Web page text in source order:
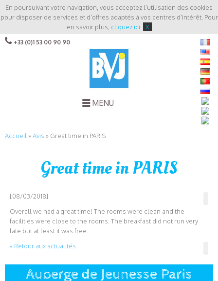
En poursuivant votre navigation, vous acceptez l'utilisation des cookies
pour disposer de services et d'offres adaptés à vos centres d'intérêt. Pour
en savoir plus, cliquez ici X
+33 (0)1 53 00 90 90
MENU
Accueil »Avis » Great time in PARIS
Great time in PARIS
[08/03/2018]
Overall we had a great time! The rooms were clean and the
facilities were close to the rooms. The breakfast did not run very
late but at least it was free.
« Retour aux actualités
Auberge de Jeunesse Paris